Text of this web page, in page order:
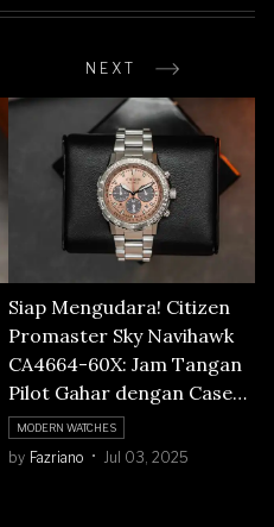
NEXT
Siap Mengudara! Citizen
Promaster Sky Navihawk
CA4664-60X: Jam Tangan
Pilot Gahar dengan Case
Compact
MODERN WATCHES
by Fazriano Jul 03, 2025